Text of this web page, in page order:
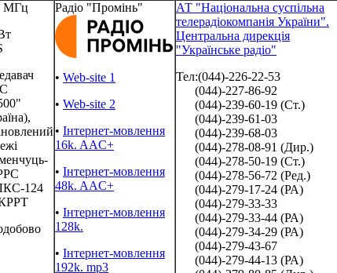
МГц
124
Радіо "Промінь"
• Web-site 1
• Web-site 2
• Інтернет-мовлення
16k. AAC+
• Інтернет-мовлення
48k. AAC+
• Інтернет-мовлення
128k.
• Інтернет-мовлення
192k. mp3
АТ "Національна суспільна
телерадіокомпанія України".
Центральна дирекція
"Українське радіо"
Тел:(044)-226-22-53
(044)-227-86-92
(044)-239-60-19 (Ст.)
(044)-239-61-03
(044)-239-68-03
(044)-278-08-91 (Дир.)
(044)-278-50-19 (Ст.)
(044)-278-56-72 (Ред.)
(044)-279-17-24 (РА)
(044)-279-33-33
(044)-279-33-44 (РА)
(044)-279-34-29 (РА)
(044)-279-43-67
(044)-279-44-13 (РА)